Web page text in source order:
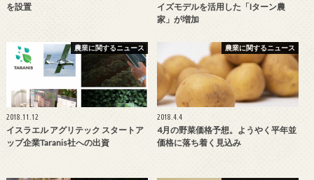
を設置
イズモデルを活用した「Iターン農
家」が増加
農業に関するニュース
2018.11.12
イスラエル アグリテック スタートア
ップ企業Taranis社への出資
農業に関するニュース
2018.4.4
4月の野菜価格予想。ようやく平年並
価格に落ち着く見込み